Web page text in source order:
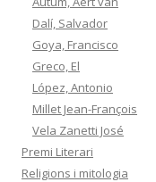
Dalí, Salvador
Goya, Francisco
Greco, El
López, Antonio
Millet Jean-François
Vela Zanetti José
Premi Literari
Religions i mitologia